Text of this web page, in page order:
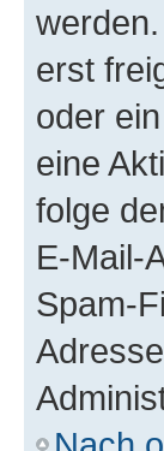
erst
oder
eine
folge
E-Mail-
Spam-